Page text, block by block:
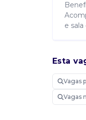
e
Esta
Vagas
Vagas